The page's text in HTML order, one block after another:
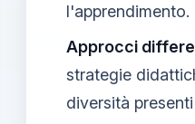
l'apprendimento.
Approcci
strategie
diversità